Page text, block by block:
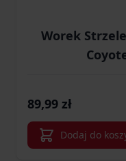
Worek
89,99 zł
Dodaj do